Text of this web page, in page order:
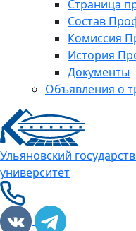
Страница
Состав
Комиссия
История
Документы
Объявления о
Ульяновский
университет